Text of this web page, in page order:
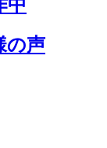
中
の声